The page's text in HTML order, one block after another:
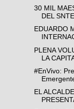
30 MIL
DEL
EDUARDO
PLENA
LA
#EnVivo:
EL